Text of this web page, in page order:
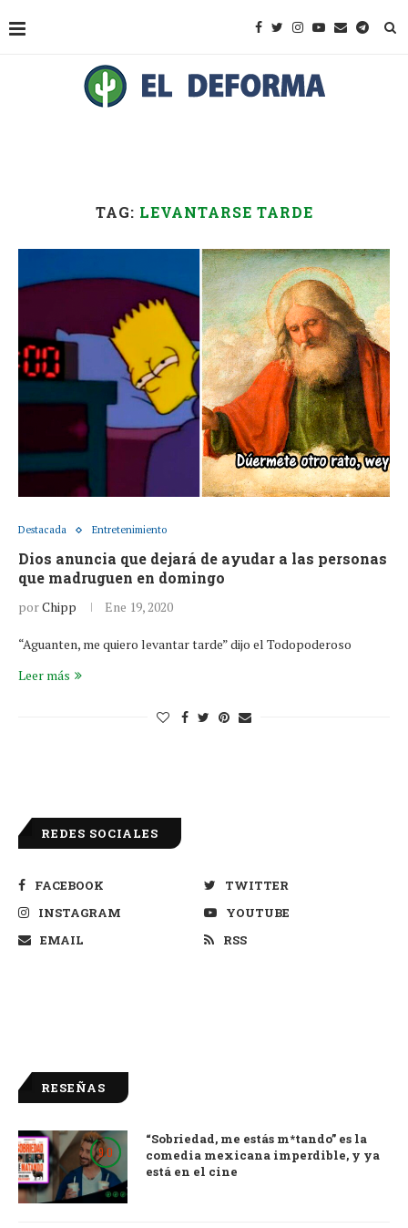
TAG: LEVANTARSE TARDE
Destacada Entretenimiento
Dios anuncia que dejará de ayudar a las personas
que madruguen en domingo
porChipp Ene 19, 2020
“Aguanten, me quiero levantar tarde” dijo el Todopoderoso
Leer más
REDES SOCIALES
FACEBOOK
TWITTER
INSTAGRAM
YOUTUBE
EMAIL
RSS
RESEÑAS
9.0
“Sobriedad, me estás m*tando” es la
comedia mexicana imperdible, y ya
está en el cine